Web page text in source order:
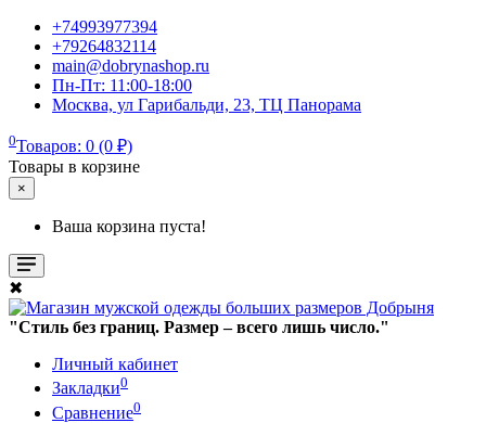
+74993977394
+79264832114
main@dobrynashop.ru
Пн-Пт: 11:00-18:00
Москва, ул Гарибальди, 23, ТЦ Панорама
0Товаров: 0 (0 ₽)
Товары в корзине
×
Ваша корзина пуста!
✖
"Стиль без границ. Размер – всего лишь число."
Личный кабинет
Закладки0
Сравнение0